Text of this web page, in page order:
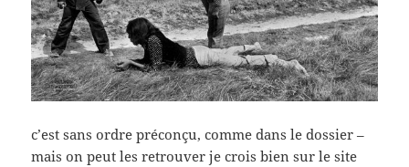
c’est sans ordre préconçu, comme dans le dossier –
mais on peut les retrouver je crois bien sur le site